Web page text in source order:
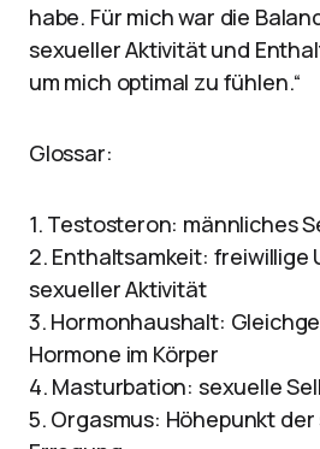
habe. Für mich war die
sexueller Aktivität und
um mich optimal zu fühlen.“
Glossar:
1. Testosteron: männliches
2. Enthaltsamkeit: freiwillige
sexueller Aktivität
3. Hormonhaushalt:
Hormone im Körper
4. Masturbation: sexuelle
5. Orgasmus: Höhepunkt